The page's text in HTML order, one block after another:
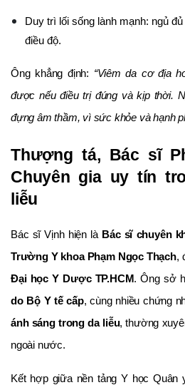
Duy trì lối sống lành mạnh: ngủ
điều độ.
Ông khẳng định: “Viêm da cơ địa
được nếu điều trị đúng và kịp thời.
đựng âm thầm, vì sức khỏe và hạnh
Thượng tá, Bác sĩ
Chuyên gia uy tín
liễu
Bác sĩ Vịnh hiện là Bác sĩ chuyên
Trường Y khoa Phạm Ngọc Thạch,
Đại học Y Dược TP.HCM. Ông sở
do Bộ Y tế cấp, cùng nhiều chứng
ánh sáng trong da liễu, thường
ngoài nước.
Kết hợp giữa nền tảng Y học Quân